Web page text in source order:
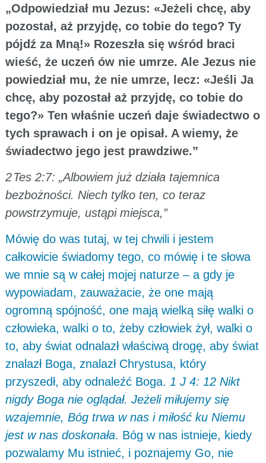
„Odpowiedział mu Jezus: «Jeżeli chcę, aby
pozostał, aż przyjdę, co tobie do tego? Ty
pójdź za Mną!» Rozeszła się wśród braci
wieść, że uczeń ów nie umrze. Ale Jezus nie
powiedział mu, że nie umrze, lecz: «Jeśli Ja
chcę, aby pozostał aż przyjdę, co tobie do
tego?» Ten właśnie uczeń daje świadectwo o
tych sprawach i on je opisał. A wiemy, że
świadectwo jego jest prawdziwe.”
2 Tes 2:7: „Albowiem już działa tajemnica
bezbożności. Niech tylko ten, co teraz
powstrzymuje, ustąpi miejsca,”
Mówię do was tutaj, w tej chwili i jestem
całkowicie świadomy tego, co mówię i te słowa
we mnie są w całej mojej naturze – a gdy je
wypowiadam, zauważacie, że one mają
ogromną spójność, one mają wielką siłę walki o
człowieka, walki o to, żeby człowiek żył, walki o
to, aby świat odnalazł właściwą drogę, aby świat
znalazł Boga, znalazł Chrystusa, który
przyszedł, aby odnaleźć Boga. 1 J 4: 12 Nikt
nigdy Boga nie oglądał. Jeżeli miłujemy się
wzajemnie, Bóg trwa w nas i miłość ku Niemu
jest w nas doskonała. Bóg w nas istnieje, kiedy
pozwalamy Mu istnieć, i poznajemy Go, nie